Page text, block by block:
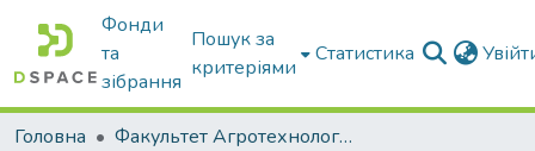
Фонди
та
зібрання
Пошук за
критеріями
Статистика
Головна
Факультет Агротехнологій та екології